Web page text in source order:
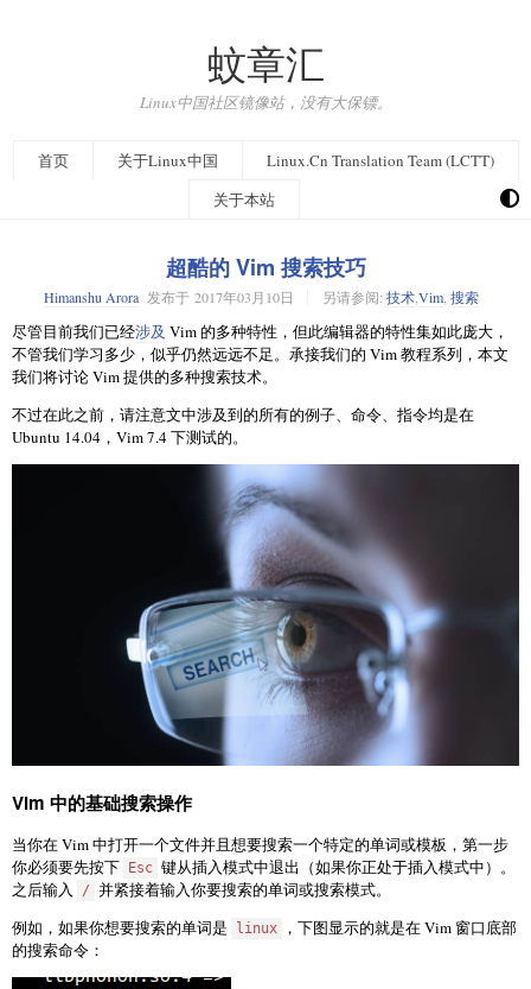
蚊章汇
Linux中国社区镜像站，没有大保镖。
首页 关于Linux中国
Linux.Cn Translation Team (LCTT)
关于本站
超酷的 Vim 搜索技巧
Himanshu Arora发布于 2017年03月10日 另请参阅: 技术,Vim, 搜索
尽管目前我们已经涉及 Vim 的多种特性，但此编辑器的特性集如此庞大，
不管我们学习多少，似乎仍然远远不足。承接我们的 Vim 教程系列，本文
我们将讨论 Vim 提供的多种搜索技术。
不过在此之前，请注意文中涉及到的所有的例子、命令、指令均是在
Ubuntu 14.04，Vim 7.4 下测试的。
Vim 中的基础搜索操作
当你在 Vim 中打开一个文件并且想要搜索一个特定的单词或模板，第一步
你必须要先按下
Esc 键从插入模式中退出（如果你正处于插入模式中）。
之后输入
/ 并紧接着输入你要搜索的单词或搜索模式。
例如，如果你想要搜索的单词是
linux
，下图显示的就是在 Vim 窗口底部
的搜索命令：